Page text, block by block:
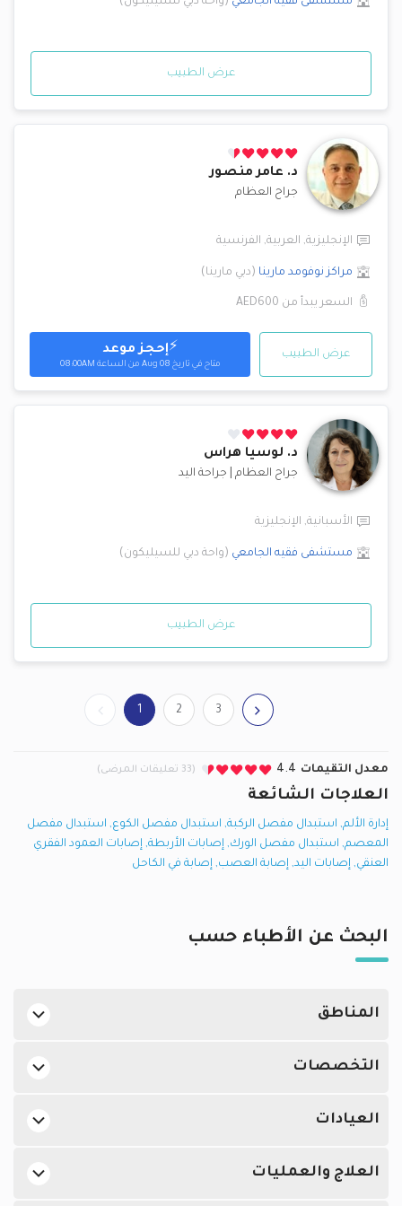
عرض الطبيب
د. عامر منصور
جراح العظام
الإنجليزية, العربية, الفرنسية
مراكز نوفومد مارينا (دبي مارينا)
السعر يبدأ من AED600
عرض الطبيب ⚡إحجز موعد
متاح في تاريخ Aug 08 من الساعة 08:00AM
د. لوسيا هراس
جراح العظام جراحة اليد
الأسبانية, الإنجليزية
مستشفى فقيه الجامعي (واحة دبي للسيليكون)
عرض الطبيب
1 2 3
معدل التقيمات 4.4 (33 تعليقات المرضى)
العلاجات الشائعة
إدارة الألم, استبدال مفصل الركبة, استبدال مفصل الكوع, استبدال مفصل
المعصم, استبدال مفصل الورك, إصابات الأربطة, إصابات العمود الفقري
العنقي, إصابات اليد, إصابة العصب, إصابة في الكاحل
البحث عن الأطباء حسب
المناطق
جراحو العظام في دبي في جميرا
التخصصات
العيادات
جراحو العظام في مستشفى كينغز كوليج لندن, دبي هيلز
العلاج والعمليات